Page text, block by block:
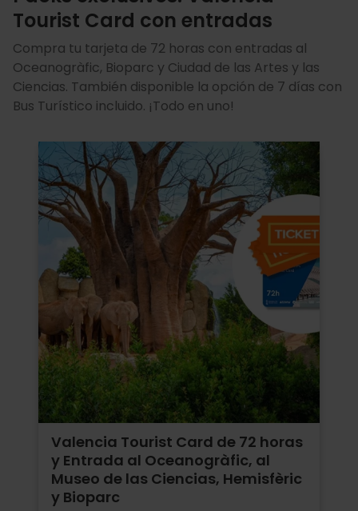
Tourist Card con entradas
Compra tu tarjeta de 72 horas con entradas al
Oceanogràfic, Bioparc y Ciudad de las Artes y las
Ciencias. También disponible la opción de 7 días con
Bus Turístico incluido. ¡Todo en uno!
Valencia Tourist Card de 72 horas
y Entrada al Oceanogràfic, al
Museo de las Ciencias, Hemisfèric
y Bioparc